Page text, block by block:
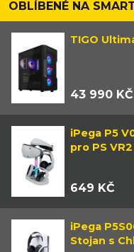
OBLÍBENÉ NA
TIGO
43 990 KČ
iPega P5
pro PS VR2
649 KČ
iPega
Stojan s